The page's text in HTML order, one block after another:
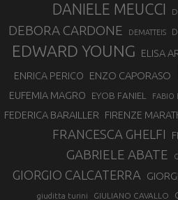
DANIELE MEUCCI
DEBORA CARDONE DEMATTEIS
EDWARD YOUNG ELISA
ENRICA PERICO ENZO CAPORASO
EUFEMIA MAGRO EYOB FANIEL FABIO
FEDERICA BARAILLER FIRENZE
FRANCESCA GHELFI
GABRIELE ABATE
GIORGIO CALCATERRA
giuditta turini GIULIANO CAVALLO